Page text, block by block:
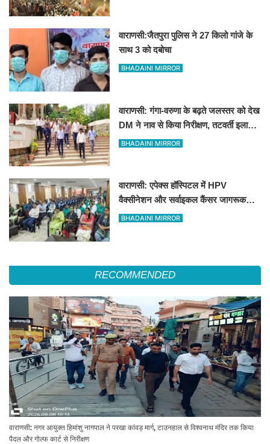
वाराणसी:जैतपुरा पुलिस ने 27 किलो गांजे के
साथ 3 को दबोचा
BHADAINI MIRROR
वाराणसी: गंगा-वरुणा के बढ़ते जलस्तर को देख
DM ने नाव से किया निरीक्षण, तटवर्ती इलाकों
के लिए अलर्ट जारी
BHADAINI MIRROR
वाराणसी: एपेक्स हॉस्पिटल में HPV
वैक्सीनेशन और सर्वाइकल कैंसर जागरूकता
सत्र आयोजित
BHADAINI MIRROR
RECOMMENDED
वाराणसी: नगर आयुक्त हिमांशु नागपाल ने परखा कांवड़ मार्ग, टाउनहाल से विश्वनाथ मंदिर तक किया
पैदल और गोल्फ कार्ट से निरीक्षण